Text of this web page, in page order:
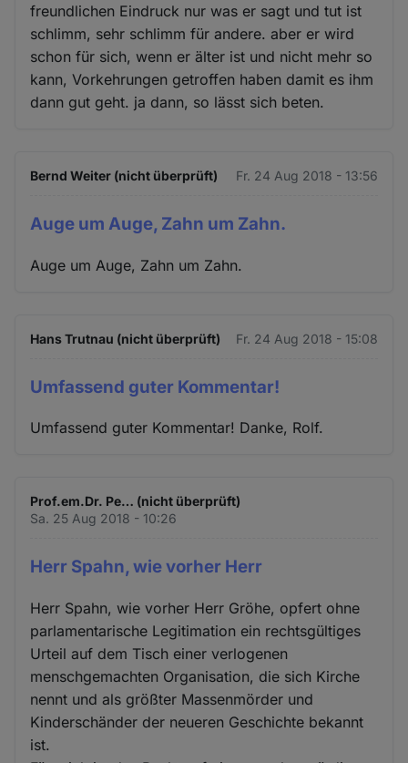
freundlichen Eindruck nur was er sagt und tut ist
schlimm, sehr schlimm für andere. aber er wird
schon für sich, wenn er älter ist und nicht mehr so
kann, Vorkehrungen getroffen haben damit es ihm
dann gut geht. ja dann, so lässt sich beten.
Bernd Weiter (nicht überprüft) Fr. 24 Aug 2018 - 13:56
Auge um Auge, Zahn um Zahn.
Auge um Auge, Zahn um Zahn.
Hans Trutnau (nicht überprüft) Fr. 24 Aug 2018 - 15:08
Umfassend guter Kommentar!
Umfassend guter Kommentar! Danke, Rolf.
Prof.em.Dr. Pe… (nicht überprüft)
Sa. 25 Aug 2018 - 10:26
Herr Spahn, wie vorher Herr
Herr Spahn, wie vorher Herr Gröhe, opfert ohne
parlamentarische Legitimation ein rechtsgültiges
Urteil auf dem Tisch einer verlogenen
menschgemachten Organisation, die sich Kirche
nennt und als größter Massenmörder und
Kinderschänder der neueren Geschichte bekannt
ist.